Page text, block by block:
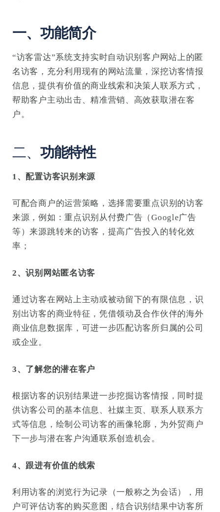
一、功能简介
“访客雷达”系统支持实时自动识别客户网站上的匿
名访客，充分利用现有的网站流量，深挖访客情报
信息，提供有价值的商业线索和决策人联系方式，
帮助客户主动出击、精准营销、高效获取潜在客
户。
二、 功能特性
1、配置访客识别来源
可配合商户的运营策略，选择需要重点识别的访客
来源，例如：重点识别从付费广告（Google广告
等）来源跳转来的访客，提高广告投入的转化效
率；
2、识别网站匿名访客
通过访客在网站上主动或被动留下的有限信息，识
别出访客的商业特征，凭借领动及合作伙伴的海外
商业信息数据库，可进一步匹配访客所归属的公司
或企业。
3、了解您的潜在客户
根据访客的识别结果进一步挖掘访客情报，同时提
供访客公司的基本信息、社媒主页、联系人联系方
式等信息，绘制公司访客的画像轮廓，为外贸商户
下一步与潜在客户沟通联系创造机会。
4、跟进有价值的线索
利用访客的浏览行为记录（一般称之为会话），用
户可评估访客的购买意图，结合识别结果中访客所